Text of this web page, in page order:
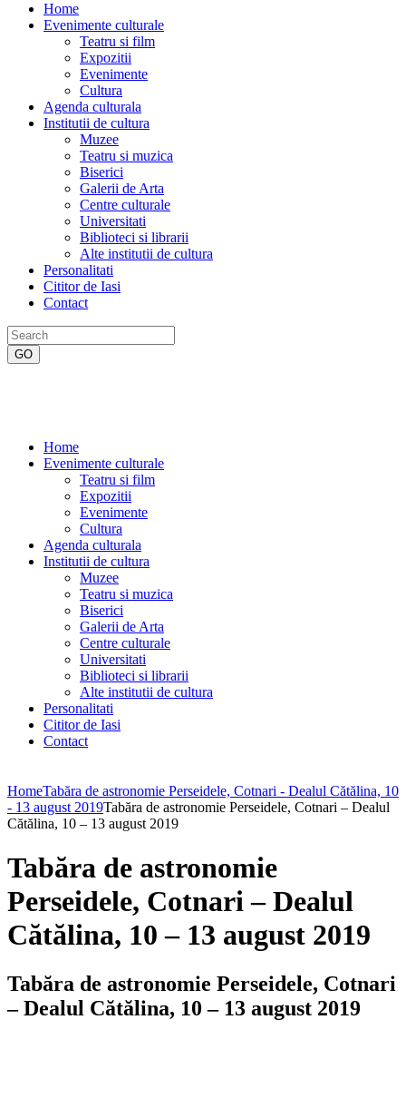
Home
Evenimente culturale
Teatru si film
Expozitii
Evenimente
Cultura
Agenda culturala
Institutii de cultura
Muzee
Teatru si muzica
Biserici
Galerii de Arta
Centre culturale
Universitati
Biblioteci si librarii
Alte institutii de cultura
Personalitati
Cititor de Iasi
Contact
Home
Evenimente culturale
Teatru si film
Expozitii
Evenimente
Cultura
Agenda culturala
Institutii de cultura
Muzee
Teatru si muzica
Biserici
Galerii de Arta
Centre culturale
Universitati
Biblioteci si librarii
Alte institutii de cultura
Personalitati
Cititor de Iasi
Contact
HomeTabăra de astronomie Perseidele, Cotnari - Dealul Cătălina, 10
- 13 august 2019Tabăra de astronomie Perseidele, Cotnari – Dealul
Cătălina, 10 – 13 august 2019
Tabăra de astronomie
Perseidele, Cotnari – Dealul
Cătălina, 10 – 13 august 2019
Tabăra de astronomie Perseidele, Cotnari
– Dealul Cătălina, 10 – 13 august 2019